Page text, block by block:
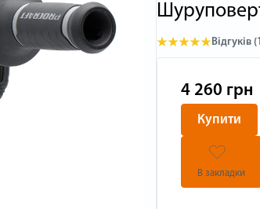
Відгуків
4 260 грн
Купити
В закладки